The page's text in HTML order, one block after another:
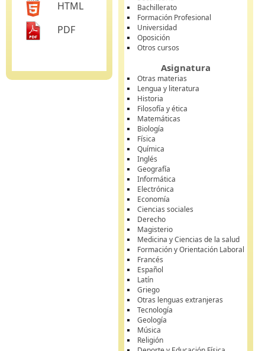
HTML
PDF
Bachillerato
Formación Profesional
Universidad
Oposición
Otros cursos
Asignatura
Otras materias
Lengua y literatura
Historia
Filosofía y ética
Matemáticas
Biología
Física
Química
Inglés
Geografía
Informática
Electrónica
Economía
Ciencias sociales
Derecho
Magisterio
Medicina y Ciencias de la salud
Formación y Orientación Laboral
Francés
Español
Latín
Griego
Otras lenguas extranjeras
Tecnología
Geología
Música
Religión